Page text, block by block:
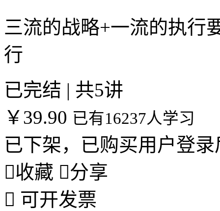
三流的战略+一流的执行
行
已完结 | 共5讲
￥39.90 已有16237人学习
已下架，已购买用户登
收藏 分享
 可开发票